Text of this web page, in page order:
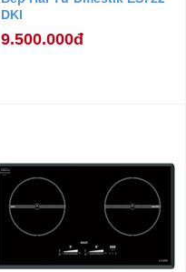
DKI
9.500.000đ